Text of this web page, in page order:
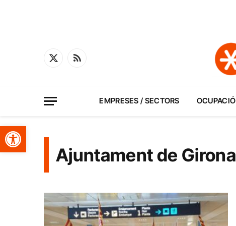
Obre la barra d'eines
X
RSS
EMPRESES / SECTORS OCUPACIÓ
Ajuntament de Girona